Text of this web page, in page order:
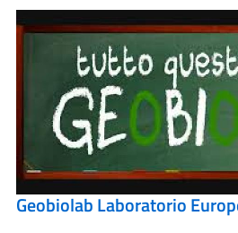
Geobiolab Laboratorio